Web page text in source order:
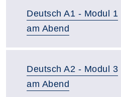
Deutsch A1 - Modul 1
am Abend
Deutsch A2 - Modul 3
am Abend